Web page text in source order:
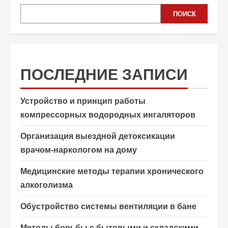
ПОИСК
ПОСЛЕДНИЕ ЗАПИСИ
Устройство и принцип работы
компрессорных водородных ингаляторов
Организация выездной детоксикации
врачом-наркологом на дому
Медицинские методы терапии хронического
алкоголизма
Обустройство системы вентиляции в бане